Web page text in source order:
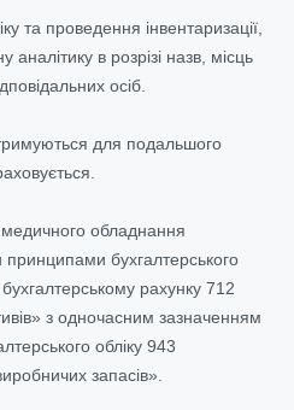
та проведення інвентаризації,
в розрізі назв, місць
осіб.
для подальшого
обладнання
принципами бухгалтерського
рахунку 712
з одночасним зазначенням
обліку 943
запасів».